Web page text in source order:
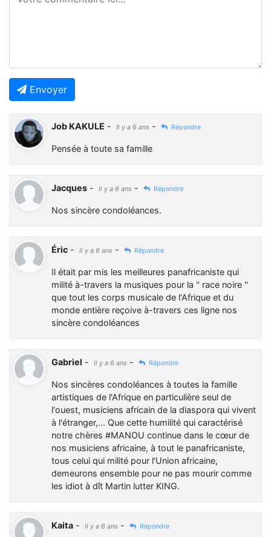
Envoyer
Job KAKULE - Il y a 6 ans - Répondre
Pensée à toute sa famille
Jacques - Il y a 6 ans - Répondre
Nos sincère condoléances.
Éric - Il y a 6 ans - Répondre
Il était par mis les meilleures panafricaniste qui
milité à-travers la musiques pour la '' race noire ''
que tout les corps musicale de l'Afrique et du
monde entière reçoive à-travers ces ligne nos
sincère condoléances
Gabriel - Il y a 6 ans - Répondre
Nos sincères condoléances à toutes la famille
artistiques de l'Afrique en particulière seul de
l'ouest, musiciens africain de la diaspora qui vivent
à l'étranger,... Que cette humilité qui caractérisé
notre chères #MANOU continue dans le cœur de
nos musiciens africaine, à tout le panafricaniste,
tous celui qui milité pour l'Union africaine,
demeurons ensemble pour ne pas mourir comme
les idiot à dît Martin lutter KING.
Kaita - Il y a 6 ans - Répondre